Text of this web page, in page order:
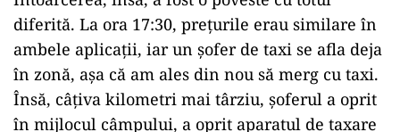
diferită. La ora 17:30, prețurile erau similare în
ambele aplicații, iar un șofer de taxi se afla deja
în zonă, așa că am ales din nou să merg cu taxi.
Însă, câțiva kilometri mai târziu, șoferul a oprit
în mijlocul câmpului, a oprit aparatul de taxare